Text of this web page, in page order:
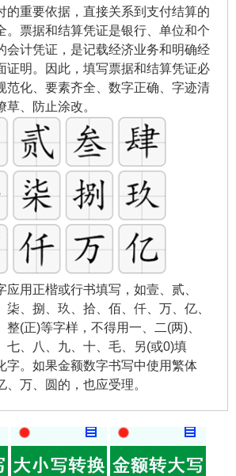
的重要依据，直接关系到支付结算的
。票据和结算凭证是银行、单位和个
会计凭证，是记载经济业务和明确经
证明。因此，填写票据和结算凭证必
范化、要素齐全、数字正确、字迹清
、防止涂改。
应用正楷或行书填写，如壹、贰、
柒、捌、玖、拾、佰、仟、万、亿、
整(正)等字样，不得用一、二(两)、
七、八、九、十、毛、另(或0)填
字。如果金额数字书写中使用繁体
万、圆的，也应受理。